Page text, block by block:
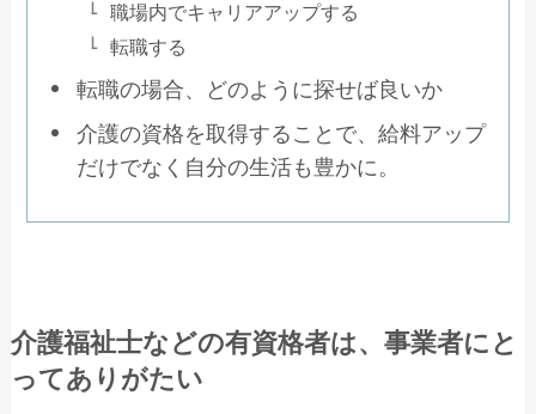
職場内でキャリアアップする
転職する
転職の場合、どのように探せば良いか
介護の資格を取得することで、給料アップ
だけでなく自分の生活も豊かに。
介護福祉士などの有資格者は、事業者にと
ってありがたい